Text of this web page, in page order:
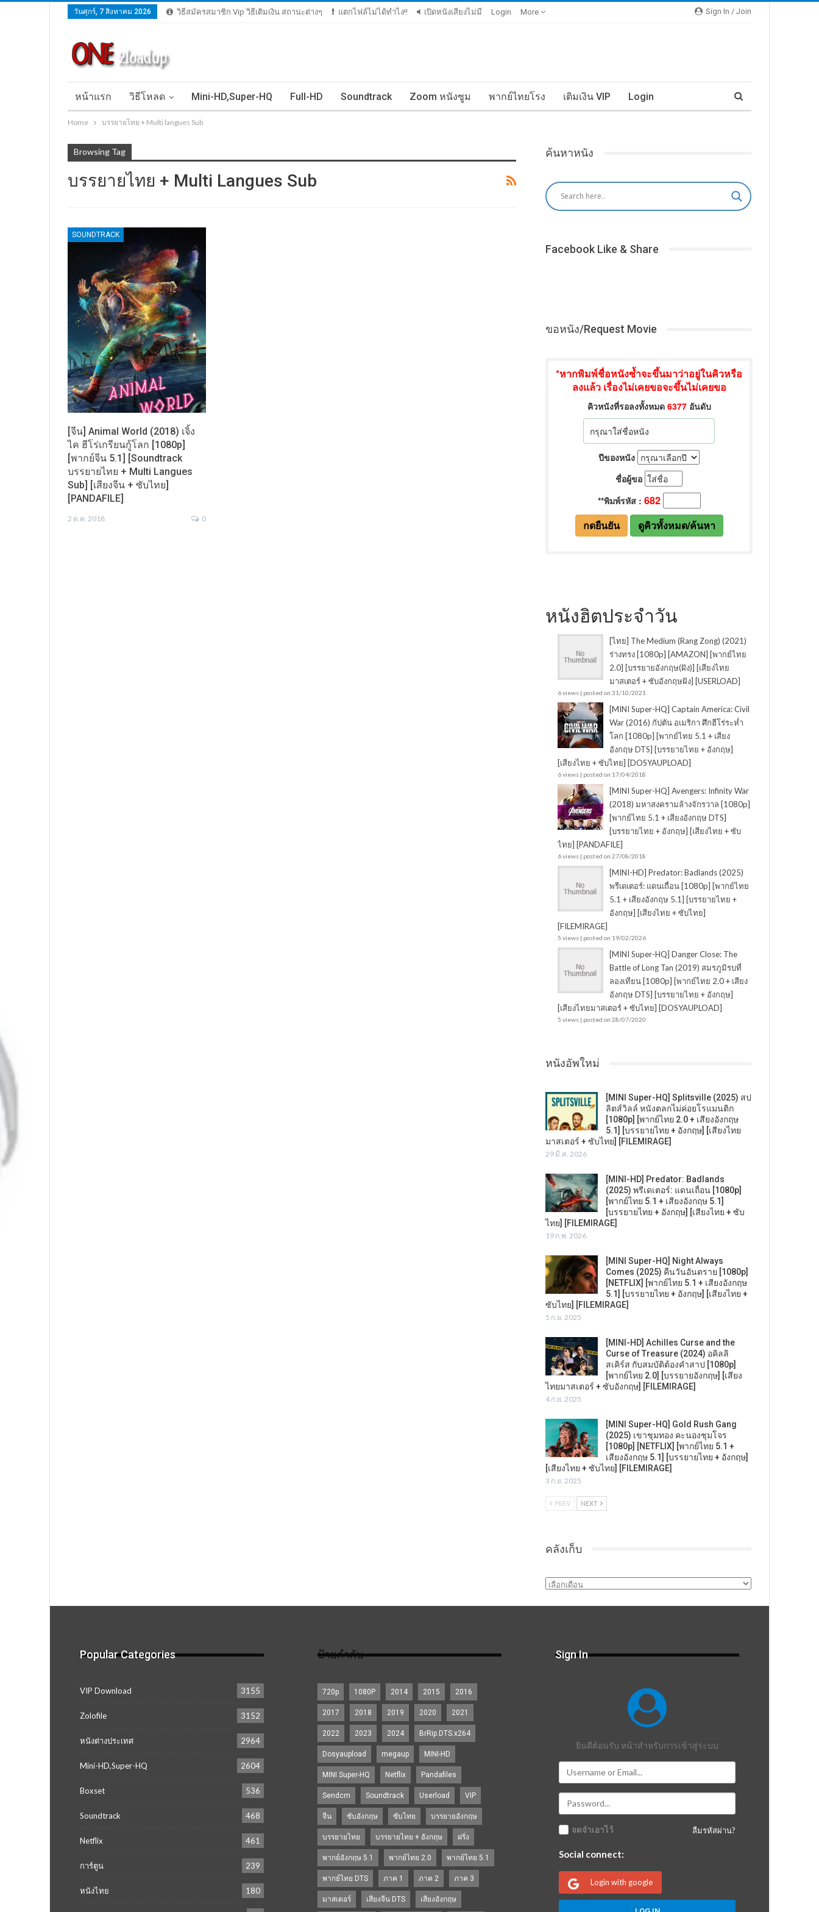
Sign In / Join
วันศุกร์, 7 สิงหาคม 2026 วิธีสมัครสมาชิก Vip วิธีเติมเงิน สถานะต่างๆ แตกไฟล์ไม่ได้ทำไง!! เปิดหนังเสียงไม่มี Login More
หน้าแรก วิธีโหลด Mini-HD,Super-HQ Full-HD Soundtrack Zoom หนังซูม พากย์ไทยโรง เติมเงิน VIP Login
Home บรรยายไทย + Multi langues Sub
Browsing Tag
บรรยายไทย + Multi Langues Sub
SOUNDTRACK
[จีน] Animal World (2018) เจิ้ง
ไค ฮีโร่เกรียนกู้โลก [1080p]
[พากย์จีน 5.1] [Soundtrack
บรรยายไทย + Multi Langues
Sub] [เสียงจีน + ซับไทย]
[PANDAFILE]
2 ต.ค. 2018 0
ค้นหาหนัง
Facebook Like & Share
ขอหนัง/Request Movie
หนังฮิตประจำวัน
[ไทย] The Medium (Rang Zong) (2021)
ร่างทรง [1080p] [AMAZON] [พากย์ไทย
2.0] [บรรยายอังกฤษ(ฝัง)] [เสียงไทย
มาสเตอร์ + ซับอังกฤษฝัง] [USERLOAD]
6 views| posted on 31/10/2021
[MINI Super-HQ] Captain America: Civil
War (2016) กัปตัน อเมริกา ศึกฮีโร่ระห่ำ
โลก [1080p] [พากย์ไทย 5.1 + เสียง
อังกฤษ DTS] [บรรยายไทย + อังกฤษ]
[เสียงไทย + ซับไทย] [DOSYAUPLOAD]
6 views| posted on 17/04/2018
[MINI Super-HQ] Avengers: Infinity War
(2018) มหาสงครามล้างจักรวาล [1080p]
[พากย์ไทย 5.1 + เสียงอังกฤษ DTS]
[บรรยายไทย + อังกฤษ] [เสียงไทย + ซับ
ไทย] [PANDAFILE]
6 views| posted on 27/08/2018
[MINI-HD] Predator: Badlands (2025)
พรีเดเตอร์: แดนเถื่อน [1080p] [พากย์ไทย
5.1 + เสียงอังกฤษ 5.1] [บรรยายไทย +
อังกฤษ] [เสียงไทย + ซับไทย]
[FILEMIRAGE]
5 views| posted on 19/02/2026
[MINI Super-HQ] Danger Close: The
Battle of Long Tan (2019) สมรภูมิรบที่
ลองเทียน [1080p] [พากย์ไทย 2.0 + เสียง
อังกฤษ DTS] [บรรยายไทย + อังกฤษ]
[เสียงไทยมาสเตอร์ + ซับไทย] [DOSYAUPLOAD]
5 views| posted on 28/07/2020
หนังอัพใหม่
[MINI Super-HQ] Splitsville (2025) สป
ลิตส์วิลล์ หนังตลกไม่ค่อยโรแมนติก
[1080p] [พากย์ไทย 2.0 + เสียงอังกฤษ
5.1] [บรรยายไทย + อังกฤษ] [เสียงไทย
มาสเตอร์ + ซับไทย] [FILEMIRAGE]
29 มี.ค. 2026
[MINI-HD] Predator: Badlands
(2025) พรีเดเตอร์: แดนเถื่อน [1080p]
[พากย์ไทย 5.1 + เสียงอังกฤษ 5.1]
[บรรยายไทย + อังกฤษ] [เสียงไทย + ซับ
ไทย] [FILEMIRAGE]
19 ก.พ. 2026
[MINI Super-HQ] Night Always
Comes (2025) คืนวันอันตราย [1080p]
[NETFLIX] [พากย์ไทย 5.1 + เสียงอังกฤษ
5.1] [บรรยายไทย + อังกฤษ] [เสียงไทย +
ซับไทย] [FILEMIRAGE]
5 ก.ย. 2025
[MINI-HD] Achilles Curse and the
Curse of Treasure (2024) อคิลลิ
สเคิร์ส กับสมบัติต้องคำสาป [1080p]
[พากย์ไทย 2.0] [บรรยายอังกฤษ] [เสียง
ไทยมาสเตอร์ + ซับอังกฤษ] [FILEMIRAGE]
4 ก.ย. 2025
[MINI Super-HQ] Gold Rush Gang
(2025) เขาชุมทอง คะนองชุมโจร
[1080p] [NETFLIX] [พากย์ไทย 5.1 +
เสียงอังกฤษ 5.1] [บรรยายไทย + อังกฤษ]
[เสียงไทย + ซับไทย] [FILEMIRAGE]
3 ก.ย. 2025
PREV NEXT
คลังเก็บ
คลัง
Popular Categories
VIP Download 3155
Zolofile 3152
หนังต่างประเทศ 2964
Mini-HD,Super-HQ 2604
Boxset 536
Soundtrack 468
Netflix 461
การ์ตูน 239
หนังไทย 180
ป้ายกำกับ
720p 1080P 2014 2015 2016
2017 2018 2019 2020 2021
2022 2023 2024 BrRip.DTS.x264
Dosyaupload megaup MINI-HD
MINI Super-HQ Netflix Pandafiles
Sendcm Soundtrack Userload VIP
จีน ซับอังกฤษ ซับไทย บรรยายอังกฤษ
บรรยายไทย บรรยายไทย + อังกฤษ ฝรั่ง
พากย์อังกฤษ 5.1 พากย์ไทย 2.0 พากย์ไทย 5.1
พากย์ไทย DTS ภาค 1 ภาค 2 ภาค 3
มาสเตอร์ เสียงจีน DTS เสียงอังกฤษ
Sign In
ยินดีต้อนรับ หน้าสำหรับการเข้าสู่ระบบ
ลืมรหัสผ่าน?
จดจำเอาไว้
Social connect:
Login with google